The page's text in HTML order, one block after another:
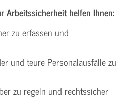
Arbeitssicherheit helfen Ihnen:
zu erfassen und
und teure Personalausfälle zu
zu regeln und rechtssicher